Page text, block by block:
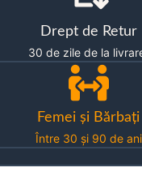
Drept de Retur
30 de zile de la
Femei și Bărbați
Între 30 și 90 de ani